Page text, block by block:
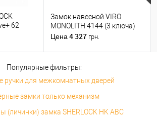
62
Замок навесной VIRO
MONOLITH 4144 (3 ключа)
Цена 4 327 грн.
Популярные фильтры:
ручки для межкомнатных дверей
замки только механизм
(личинки) замка SHERLOCK HK ABC